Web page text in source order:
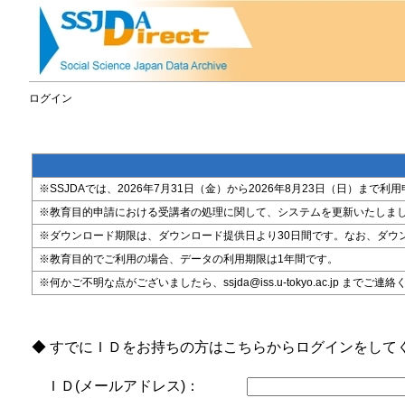
ログイン
※SSJDAでは、2026年7月31日（金）から2026年8月23日（日）まで利
※教育目的申請における受講者の処理に関して、システムを更新いたしま
※ダウンロード期限は、ダウンロード提供日より30日間です。なお、ダ
※教育目的でご利用の場合、データの利用期限は1年間です。
※何かご不明な点がございましたら、ssjda@iss.u-tokyo.ac.jp までご連絡
◆ すでにＩＤをお持ちの方はこちらからログインをして
ＩＤ(メールアドレス)：